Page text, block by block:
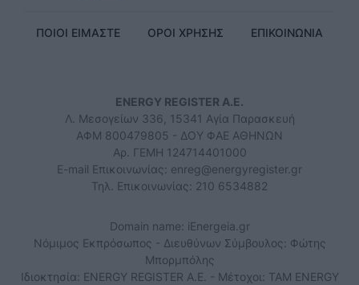
ΠΟΙΟΙ ΕΙΜΑΣΤΕ ΟΡΟΙ ΧΡΗΣΗΣ ΕΠΙΚΟΙΝΩΝΙΑ
ENERGY REGISTER Α.Ε.
Λ. Μεσογείων 336, 15341 Αγία Παρασκευή
ΑΦΜ 800479805 - ΔΟΥ ΦΑΕ ΑΘΗΝΩΝ
Αρ. ΓΕΜΗ 124714401000
E-mail Επικοινωνίας: enreg@energyregister.gr
Τηλ. Επικοινωνίας: 210 6534882
Domain name: iEnergeia.gr
Νόμιμος Εκπρόσωπος - Διευθύνων Σύμβουλος: Φώτης
Μπορμπόλης
Ιδιοκτησία: ENERGY REGISTER Α.Ε. - Μέτοχοι: TAM ENERGY